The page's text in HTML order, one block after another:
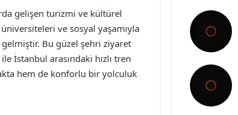
gelişen turizmi ve kültürel
ve sosyal yaşamıyla
Bu güzel şehri ziyaret
İstanbul arasındaki hızlı tren
hem de konforlu bir yolculuk